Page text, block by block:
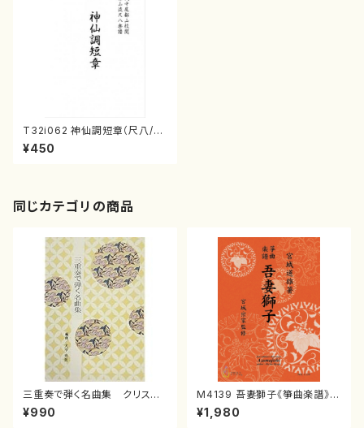
T32i062 神仙調短章（尺八/初
代 星田一山/尺八/都山式譜）都
山流公刊楽譜曲番:511
¥450
同じカテゴリの商品
三重奏で弾く名曲集 クリスマ
スメドレー( 箏2/大平光美 編
曲/楽譜）
¥990
M4139 吾妻獅子《箏曲楽譜》
（箏/宮城道雄著・宮城宗家監修/
箏曲古典楽譜）
¥1,980